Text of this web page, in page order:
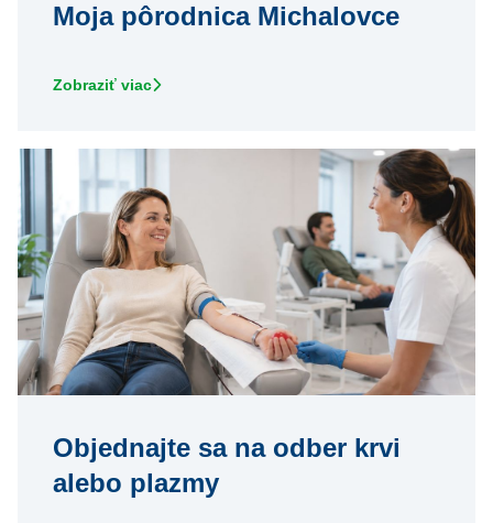
Moja pôrodnica Michalovce
Zobraziť viac
Objednajte sa na odber krvi
alebo plazmy